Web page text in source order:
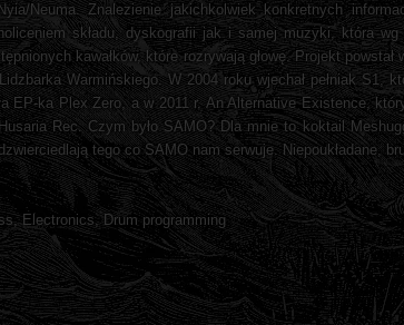
Neuma. Znalezienie jakichkolwiek konkretnych
składu, dyskografii jak i samej muzyki, która
kawałków, które rozrywają głowę. Projekt
Warmińskiego. W 2004 roku wjechał pełniak S1,
EP-ka Plex Zero, a w 2011 r. An Alternative Existence,
Rec. Czym było SAMO? Dla mnie to koktail
tego co SAMO nam serwuje. Niepoukładane,
Electronics, Drum programming